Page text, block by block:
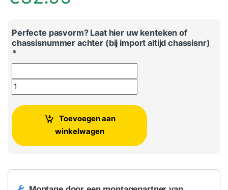
Perfecte pasvorm? Laat hier uw kenteken of
chassisnummer achter (bij import altijd chassisnr)
*
Audi Q7 originele oliefilter aantal
Toevoegen aan
winkelwagen